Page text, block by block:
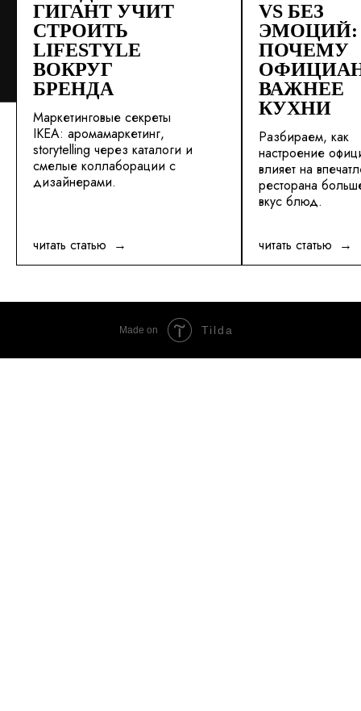
ГИГАНТ УЧИТ
СТРОИТЬ
LIFESTYLE
ВОКРУГ
БРЕНДА
Маркетинговые секреты
IKEA: аромамаркетинг,
storytelling через каталоги и
смелые коллаборации с
дизайнерами.
читать статью
VS БЕЗ
ЭМОЦИЙ:
ПОЧЕМУ
ВАЖНЕЕ
КУХНИ
Разбираем, как
настроение
влияет на
ресторана
вкус блюд.
читать статью
Made on Tilda